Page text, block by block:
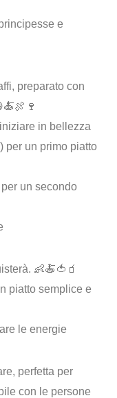
e
, preparato con
in bellezza
per un primo piatto
un secondo
👶🍝🍅🧃
piatto semplice e
le energie
, perfetta per
con le persone